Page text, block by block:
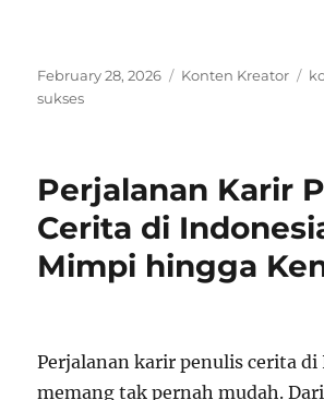
Posted
on
February 28, 2026 Categories
Konten Kreator
sukses
Perjalanan Karir
Cerita di
Mimpi hingga
Perjalanan karir penulis cerita di
memang tak pernah mudah.